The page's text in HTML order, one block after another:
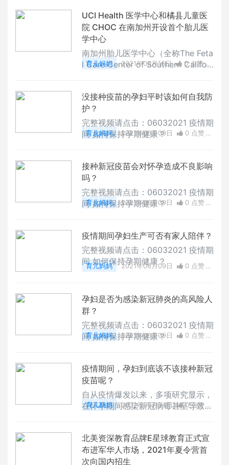
UCI Health 医学中心和橘县儿童医
院 CHOC 在南加州开设首个胎儿医
学中心
南加州胎儿医学中心（全称The Feta
l Care Center of Southern Califor
医学中心」由UCI Health 医学中心
与橘县儿童医院（全称Children's H
ospital of Orange County，简称C
HOC）合办，今日正式开业接待第
育儿妈妈 2021年06月16日
0 点赞
没接种疫苗的孕妇平时该如何自我防
护？
完整视频请点击：06032021 疫情期
间 如何保持孕期健康？
育儿妈妈 2021年06月09日
0 点赞
接种新冠疫苗会对怀孕造成不良影响
吗？
完整视频请点击：06032021 疫情期
间 如何保持孕期健康？
育儿妈妈 2021年06月09日
0 点赞
疫情期间孕妇生产可否有家人陪伴？
完整视频请点击：06032021 疫情期
间 如何保持孕期健康？
育儿妈妈 2021年06月09日
0 点赞
孕妇是否为感染新冠肺炎的高风险人
群？
完整视频请点击：06032021 疫情期
间 如何保持孕期健康？
育儿妈妈 2021年06月09日
0 点赞
疫情期间，孕妇到底该不该接种新冠
疫苗呢？
自从疫情爆发以来，多项研究显示，
在怀孕期间感染新冠病毒甚至导致死
2，000名孕妇感染新冠病毒，100
人因此而死亡。由于在初期的疫苗临
床试验中并没有包括孕妇和哺乳期的
育儿妈妈 2021年06月04日
0 点赞
北美资深教育品牌E星球教育正式宣
布进军华人市场，2021年夏令营首
次向国内招生